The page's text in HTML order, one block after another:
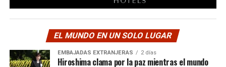
EL MUNDO EN UN SOLO LUGAR
EMBAJADAS EXTRANJERAS 2 días
Hiroshima clama por la paz mientras el mundo